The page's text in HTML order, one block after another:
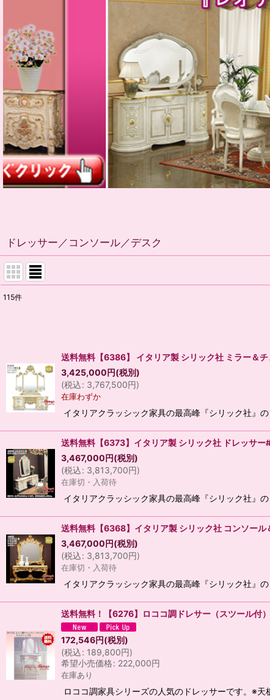
ドレッサー／コンソール／デスク
115件
送料無料【6386】 イタリア製 シリック社 ミラー＆
3,425,000円(税別)
(税込: 3,767,500円)
在庫わずか
イタリアクラッシック家具の最高峰『シリック社
送料無料【6373】イタリア製 シリック社 ドレッサ
3,467,000円(税別)
(税込: 3,813,700円)
在庫切・入荷待
イタリアクラッシック家具の最高峰『シリック社』
送料無料【6368】イタリア製 シリック社 コンソー
3,467,000円(税別)
(税込: 3,813,700円)
在庫切・入荷待
イタリアクラッシック家具の最高峰『シリック社』
送料無料！【6276】ロココ調ドレサー（スツール付
172,546円(税別)
(税込: 189,800円)
希望小売価格: 222,000円
在庫あり
ロココ調家具シリーズの人気のドレッサーです。※